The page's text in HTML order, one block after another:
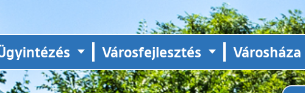
Városfejlesztés Városháza